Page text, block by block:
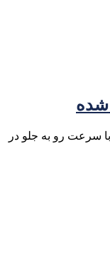
شده
سرعت رو به جلو در